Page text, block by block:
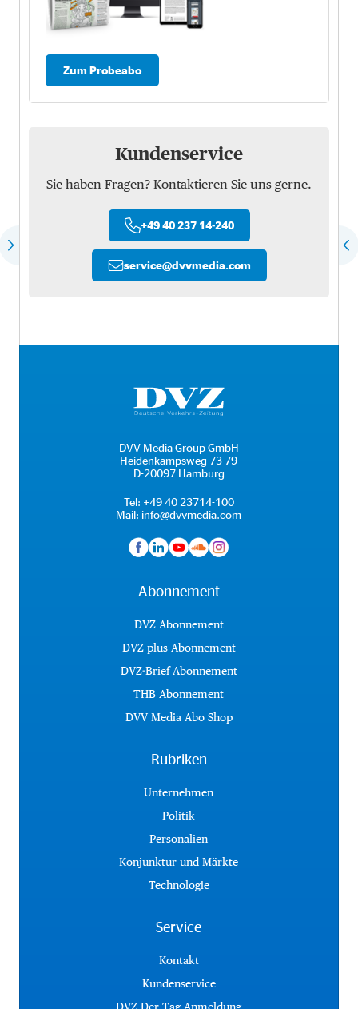
Zum Probeabo
Kundenservice
Sie haben Fragen? Kontaktieren Sie uns gerne.
+49 40 237 14-240
service@dvvmedia.com
DVV Media Group GmbH
Heidenkampsweg 73-79
D-20097 Hamburg
Tel: +49 40 23714-100
Mail: info@dvvmedia.com
Abonnement
DVZ Abonnement
DVZ plus Abonnement
DVZ-Brief Abonnement
THB Abonnement
DVV Media Abo Shop
Rubriken
Unternehmen
Politik
Personalien
Konjunktur und Märkte
Technologie
Service
Kontakt
Kundenservice